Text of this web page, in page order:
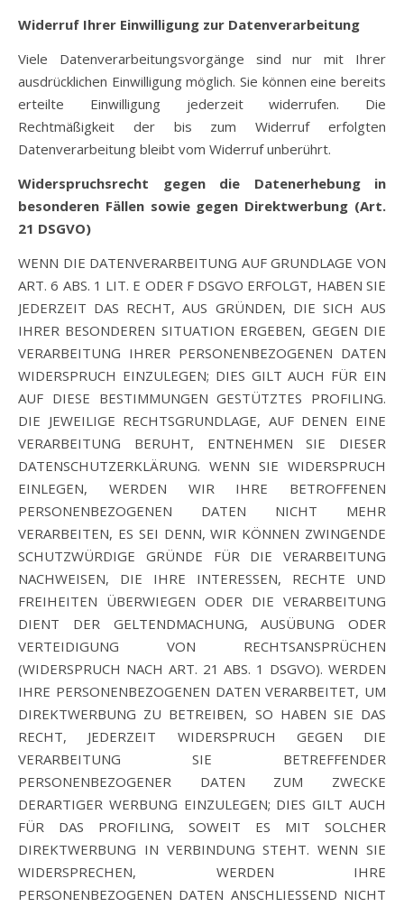
Widerruf Ihrer Einwilligung zur Datenverarbeitung
Viele Datenverarbeitungsvorgänge sind nur mit Ihrer
ausdrücklichen Einwilligung möglich. Sie können eine bereits
erteilte Einwilligung jederzeit widerrufen. Die
Rechtmäßigkeit der bis zum Widerruf erfolgten
Datenverarbeitung bleibt vom Widerruf unberührt.
Widerspruchsrecht gegen die Datenerhebung in
besonderen Fällen sowie gegen Direktwerbung (Art.
21 DSGVO)
WENN DIE DATENVERARBEITUNG AUF GRUNDLAGE VON
ART. 6 ABS. 1 LIT. E ODER F DSGVO ERFOLGT, HABEN SIE
JEDERZEIT DAS RECHT, AUS GRÜNDEN, DIE SICH AUS
IHRER BESONDEREN SITUATION ERGEBEN, GEGEN DIE
VERARBEITUNG IHRER PERSONENBEZOGENEN DATEN
WIDERSPRUCH EINZULEGEN; DIES GILT AUCH FÜR EIN
AUF DIESE BESTIMMUNGEN GESTÜTZTES PROFILING.
DIE JEWEILIGE RECHTSGRUNDLAGE, AUF DENEN EINE
VERARBEITUNG BERUHT, ENTNEHMEN SIE DIESER
DATENSCHUTZERKLÄRUNG. WENN SIE WIDERSPRUCH
EINLEGEN, WERDEN WIR IHRE BETROFFENEN
PERSONENBEZOGENEN DATEN NICHT MEHR
VERARBEITEN, ES SEI DENN, WIR KÖNNEN ZWINGENDE
SCHUTZWÜRDIGE GRÜNDE FÜR DIE VERARBEITUNG
NACHWEISEN, DIE IHRE INTERESSEN, RECHTE UND
FREIHEITEN ÜBERWIEGEN ODER DIE VERARBEITUNG
DIENT DER GELTENDMACHUNG, AUSÜBUNG ODER
VERTEIDIGUNG VON RECHTSANSPRÜCHEN
(WIDERSPRUCH NACH ART. 21 ABS. 1 DSGVO). WERDEN
IHRE PERSONENBEZOGENEN DATEN VERARBEITET, UM
DIREKTWERBUNG ZU BETREIBEN, SO HABEN SIE DAS
RECHT, JEDERZEIT WIDERSPRUCH GEGEN DIE
VERARBEITUNG SIE BETREFFENDER
PERSONENBEZOGENER DATEN ZUM ZWECKE
DERARTIGER WERBUNG EINZULEGEN; DIES GILT AUCH
FÜR DAS PROFILING, SOWEIT ES MIT SOLCHER
DIREKTWERBUNG IN VERBINDUNG STEHT. WENN SIE
WIDERSPRECHEN, WERDEN IHRE
PERSONENBEZOGENEN DATEN ANSCHLIESSEND NICHT